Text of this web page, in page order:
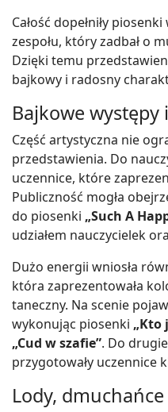
Całość dopełniły
zespołu, który zadbał o
Dzięki temu
bajkowy i radosny
Bajkowe występy
Część artystyczna nie
przedstawienia. Do
uczennice, które
Publiczność mogła
do piosenki „Such A
udziałem nauczycielek
Dużo energii wniosła
która zaprezentowała
taneczny. Na scenie
wykonując piosenki „Kto
„Cud w szafie”. Do
przygotowały uczennice
Lody,